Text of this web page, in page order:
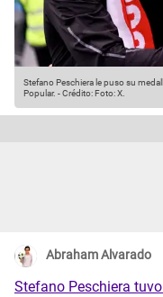
Stefano Peschiera le puso su
Popular. -Crédito: Foto: X.
Abraham Alvarado
Stefano Peschiera